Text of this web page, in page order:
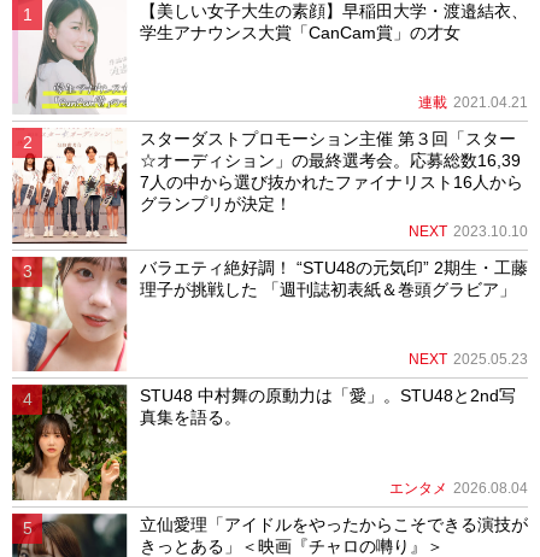
【美しい女子大生の素顔】早稲田大学・渡邉結衣、
学生アナウンス大賞「CanCam賞」の才女
連載 2021.04.21
スターダストプロモーション主催 第３回「スター
☆オーディション」の最終選考会。応募総数16,39
7人の中から選び抜かれたファイナリスト16人から
グランプリが決定！
NEXT 2023.10.10
バラエティ絶好調！ “STU48の元気印” 2期生・工藤
理子が挑戦した 「週刊誌初表紙＆巻頭グラビア」
NEXT 2025.05.23
STU48 中村舞の原動力は「愛」。STU48と2nd写
真集を語る。
エンタメ 2026.08.04
立仙愛理「アイドルをやったからこそできる演技が
きっとある」＜映画『チャロの囀り』＞